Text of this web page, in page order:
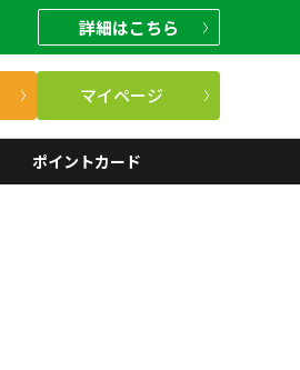
詳細はこちら
マイページ
ポイントカード